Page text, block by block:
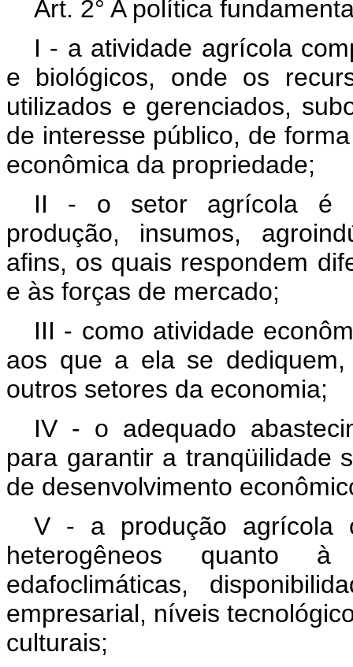
Art. 2° A política
I - a atividade agrícola
e biológicos, onde os
utilizados e gerenciados,
de interesse público, de
econômica da propriedade;
II - o setor agrícola é
produção, insumos,
afins, os quais respondem
e às forças de mercado;
III - como atividade
aos que a ela se
outros setores da economia;
IV - o adequado
para garantir a tranqüilidade
de desenvolvimento
V - a produção agrícola
heterogêneos quanto à
edafoclimáticas,
empresarial, níveis
culturais;